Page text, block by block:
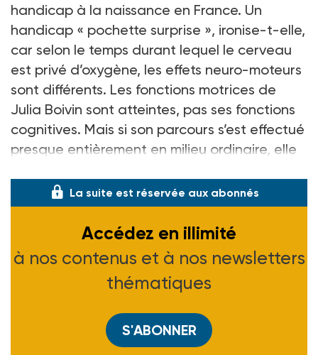
handicap à la naissance en France. Un
handicap « pochette surprise », ironise-t-elle,
car selon le temps durant lequel le cerveau
est privé d’oxygène, les effets neuro-moteurs
sont différents. Les fonctions motrices de
Julia Boivin sont atteintes, pas ses fonctions
cognitives. Mais si son parcours s’est effectué
presque entièrement en milieu ordinaire, elle
La suite est réservée aux abonnés
Accédez en illimité
à nos contenus et à nos newsletters
thématiques
S'ABONNER